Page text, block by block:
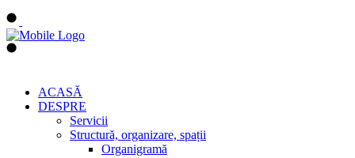
ACASĂ
DESPRE
Servicii
Structură, organizare, spații
Organigramă